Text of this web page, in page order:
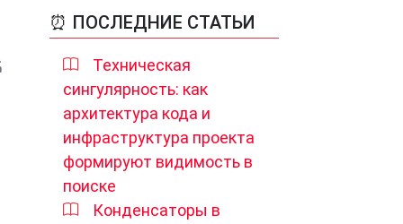
⏰ ПОСЛЕДНИЕ СТАТЬИ
Техническая
сингулярность: как
архитектура кода и
инфраструктура проекта
формируют видимость в
поиске
Конденсаторы в